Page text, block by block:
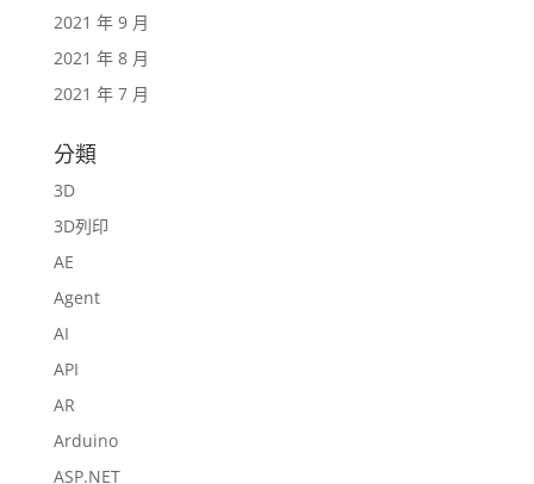
2021 年 9 月
2021 年 8 月
2021 年 7 月
分類
3D
3D列印
AE
Agent
AI
API
AR
Arduino
ASP.NET